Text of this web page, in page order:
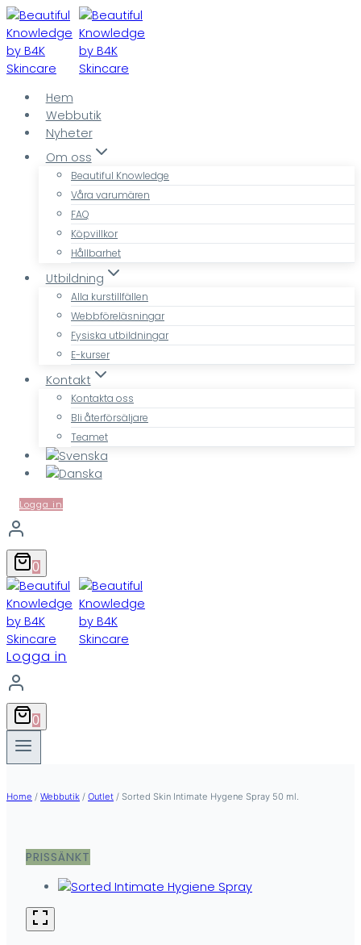
Skip
to
content
Hem
Webbutik
Nyheter
Om oss
Beautiful Knowledge
Våra varumären
FAQ
Köpvillkor
Hållbarhet
Utbildning
Alla kurstillfällen
Webbföreläsningar
Fysiska utbildningar
E-kurser
Kontakt
Kontakta oss
Bli återförsäljare
Teamet
Logga in
0
Logga in
0
Home / Webbutik / Outlet / Sorted Skin Intimate Hygene Spray 50 ml.
PRISSÄNKT